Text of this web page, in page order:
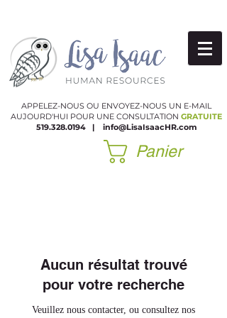
APPELEZ-NOUS OU ENVOYEZ-NOUS UN E-MAIL
AUJOURD'HUI POUR UNE CONSULTATION GRATUITE
519.328.0194
|​ info@LisaIsaacHR.com
Panier
Aucun résultat trouvé
pour votre recherche
Veuillez nous contacter, ou consultez nos